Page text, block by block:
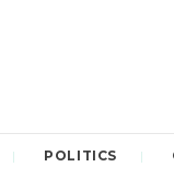
POLITICS